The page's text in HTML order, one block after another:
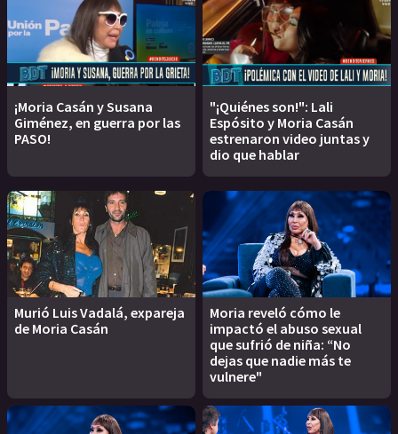
¡Moria Casán y Susana
Giménez, en guerra por las
PASO!
"¡Quiénes son!": Lali
Espósito y Moria Casán
estrenaron video juntas y
dio que hablar
Murió Luis Vadalá, expareja
de Moria Casán
Moria reveló cómo le
impactó el abuso sexual
que sufrió de niña: “No
dejas que nadie más te
vulnere"